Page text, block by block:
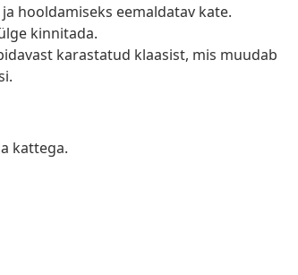
hooldamiseks eemaldatav kate.
kinnitada.
karastatud klaasist, mis muudab
kattega.